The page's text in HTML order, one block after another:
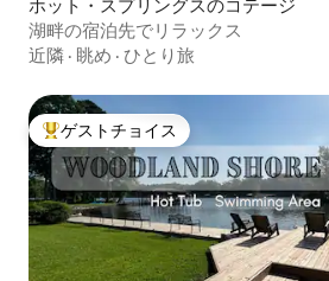
ホット・スプリングスのコテージ
湖畔の宿泊先でリラックス
近隣 · 眺め · ひとり旅
大好評のゲストチョイスです。
ゲストチョイス